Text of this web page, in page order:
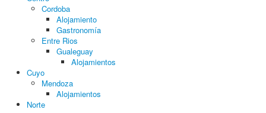
Cordoba
Alojamiento
Gastronomía
Entre Rios
Gualeguay
Alojamientos
Cuyo
Mendoza
Alojamientos
Norte